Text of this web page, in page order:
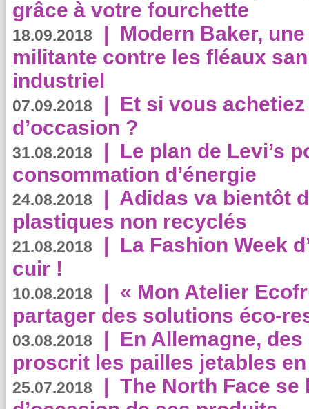
grâce à votre fourchette
18.09.2018 | Modern Baker,
militante contre les fléaux
industriel
07.09.2018 | Et si vous
d’occasion ?
31.08.2018 | Le plan de Levi’s
consommation d’énergie
24.08.2018 | Adidas va bientôt
plastiques non recyclés
21.08.2018 | La Fashion Week
cuir !
10.08.2018 | « Mon Atelier
partager des solutions éco-
03.08.2018 | En Allemagne,
proscrit les pailles jetables
25.07.2018 | The North Face se